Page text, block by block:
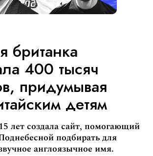
британка
400 тысяч
придумывая
детям
лет создала сайт, помогающий
подбирать для
англоязычное имя.